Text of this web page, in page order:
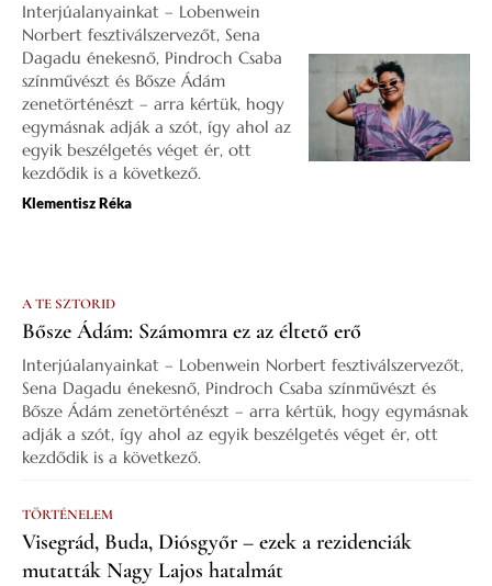
Interjúalanyainkat – Lobenwein
Norbert fesztiválszervezőt, Sena
Dagadu énekesnő, Pindroch Csaba
színművészt és Bősze Ádám
zenetörténészt – arra kértük, hogy
egymásnak adják a szót, így ahol az
egyik beszélgetés véget ér, ott
kezdődik is a következő.
Klementisz Réka
A TE SZTORID
Bősze Ádám: Számomra ez az éltető erő
Interjúalanyainkat – Lobenwein Norbert fesztiválszervezőt,
Sena Dagadu énekesnő, Pindroch Csaba színművészt és
Bősze Ádám zenetörténészt – arra kértük, hogy egymásnak
adják a szót, így ahol az egyik beszélgetés véget ér, ott
kezdődik is a következő.
TÖRTÉNELEM
Visegrád, Buda, Diósgyőr – ezek a rezidenciák
mutatták Nagy Lajos hatalmát